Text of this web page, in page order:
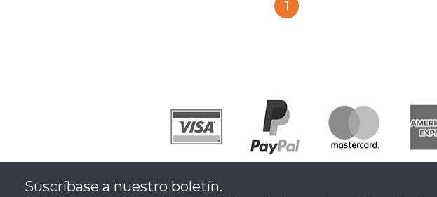
1
Suscríbase a nuestro boletín.